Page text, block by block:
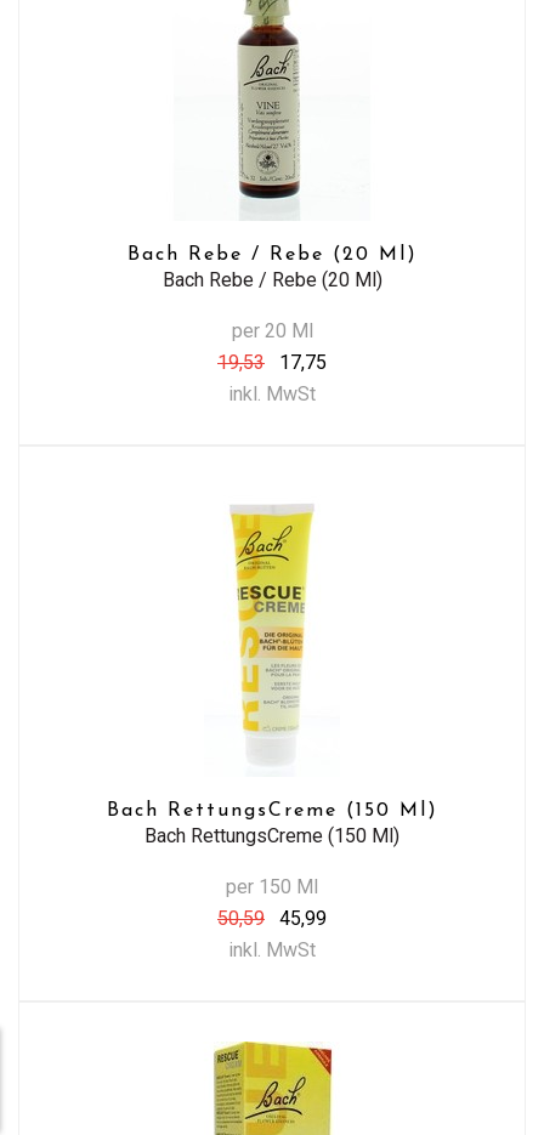
Bach Rebe / Rebe (20 Ml)
Bach Rebe / Rebe (20 Ml)
per 20 Ml
19,53
17,75
inkl. MwSt
Bach RettungsCreme (150 Ml)
Bach RettungsCreme (150 Ml)
per 150 Ml
50,59
45,99
inkl. MwSt